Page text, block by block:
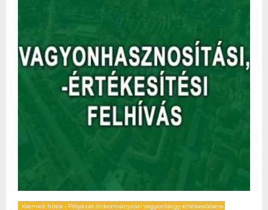
Kiemelt hírek • Pályázat önkormányzati vagyontárgy értékesítésére,